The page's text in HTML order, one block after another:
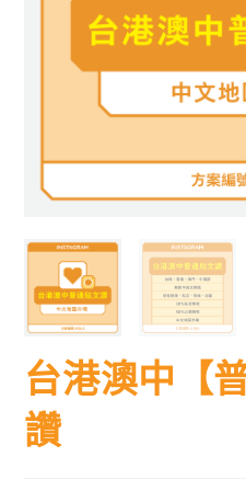
台港澳中【
讚